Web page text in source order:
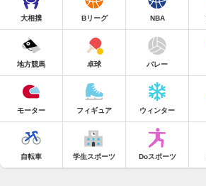
大相撲 Bリーグ NBA
地方競馬 卓球 バレー
モーター フィギュア ウィンター
自転車 学生スポーツ Doスポーツ